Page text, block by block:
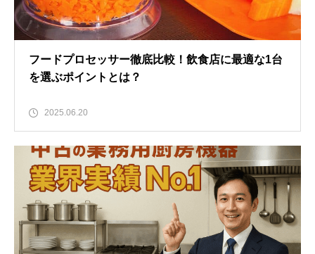
フードプロセッサー徹底比較！飲食店に最適な1台
を選ぶポイントとは？
2025.06.20